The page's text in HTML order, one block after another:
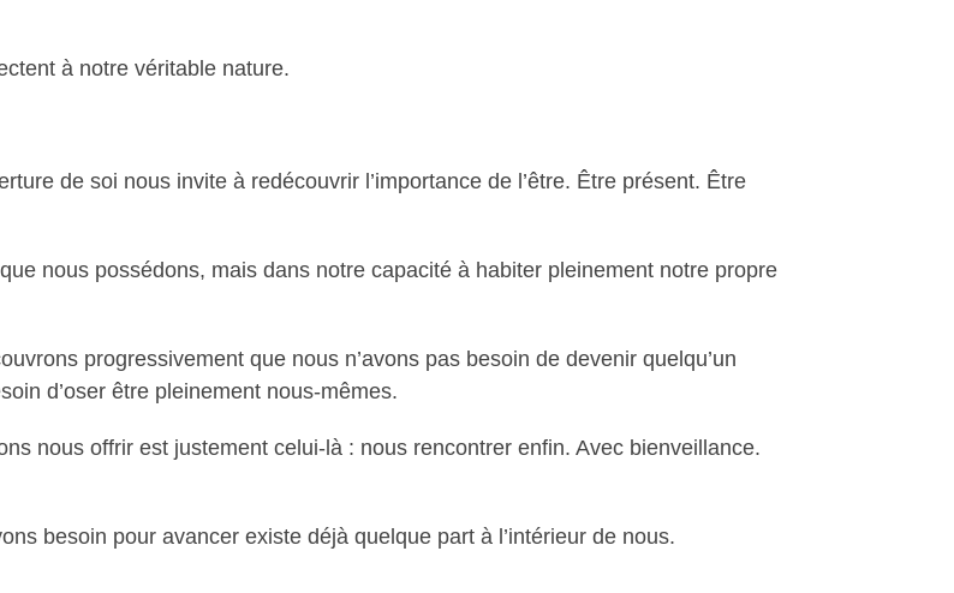
à notre véritable nature.
de soi nous invite à redécouvrir l’importance de l’être. Être présent. Être
nous possédons, mais dans notre capacité à habiter pleinement notre propre
progressivement que nous n’avons pas besoin de devenir quelqu’un
d’oser être pleinement nous-mêmes.
nous offrir est justement celui-là : nous rencontrer enfin. Avec bienveillance.
besoin pour avancer existe déjà quelque part à l’intérieur de nous.